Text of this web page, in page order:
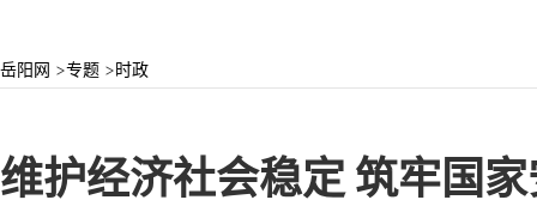
岳阳网 >专题 >时政
维护经济社会稳定 筑牢国